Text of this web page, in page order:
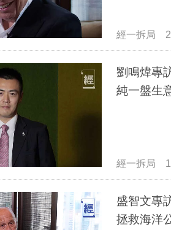
經一拆局
劉鳴煒專
純一盤生
經一拆局
盛智文專
拯救海洋